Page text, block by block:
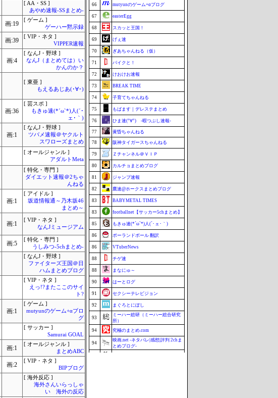
[ AA・SS ]
あやめ速報-SSまとめ-
画:19
[ ゲーム ]
ゲーハー黙示録
画:39
[ VIP・ネタ ]
VIPPER速報
画:4
[ なんJ・野球 ]
なんJ（まとめては）い
かんのか？
[ 東亜 ]
もえるあじあ(･∀･)
画:36
[ 芸スポ ]
もきゅ速(*´ω`*)人(´･
ェ･｀)
画:1
[ なんJ・野球 ]
ツバメ速報＠ヤクルト
スワローズまとめ
[ オールジャンル ]
アダルトMeta
[ 特化・専門 ]
ダイエット速報＠2ちゃ
んねる
画:1
[ アイドル ]
坂道情報通～乃木坂46
まとめ～
画:1
[ VIP・ネタ ]
なんJミュージアム
画:5
[ 特化・専門 ]
うしみつ-5chまとめ-
[ なんJ・野球 ]
ファイターズ王国＠日
ハムまとめブログ
[ VIP・ネタ ]
えっ!?またここのサイ
ト?
画:1
[ ゲーム ]
mutyunのゲーム+αブロ
グ
[ サッカー ]
Samurai GOAL
画:1
[ オールジャンル ]
まとめABC
画:2
[ VIP・ネタ ]
BIPブログ
[ 海外反応 ]
海外さんいらっしゃ
い 海外の反応
66 mutyunのゲーム+αブログ
67 easterEgg
68 スカッと王国！
69 げぇ速
70 ぎあちゃんねる（仮）
71 バイクと！
72 けおけお速報
73 BREAK TIME
74 子育てちゃんねる
75 もばます｜デレステまとめ
76 ひま速(°∀°) -暇つぶし速報-
77 黄昏ちゃんねる
78 阪神タイガースちゃんねる
79 Ｚチャンネル＠ＶＩＰ
80 カルチョまとめブログ
81 ジャンプ速報
82 鷹速@ホークスまとめブログ
83 BABYMETAL TIMES
83 footballnet【サッカー5chまとめ】
85 もきゅ速(*´ω`*)人(´･ェ･｀)
86 ポーランドボール 翻訳
86 VTuberNews
88 チゲ速
88 まなにゅ～
90 はーとログ
91 セクシーテレビジョン
92 まぐろとにぼし
93
ミーハー総研（ミーハー総合研究
所）
94
究極のまとめ.com
94
映画.net -ネタバレ|感想|評判 2chま
とめブログ-